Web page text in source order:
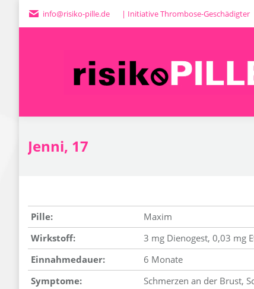
info@risiko-pille.de | Initiative Thrombose-Geschädigter
Jenni, 17
Pille:
Maxim
Wirkstoff:
3 mg Dienogest, 0,03 mg
Einnahmedauer:
6 Monate
Symptome:
Schmerzen an der Brust,